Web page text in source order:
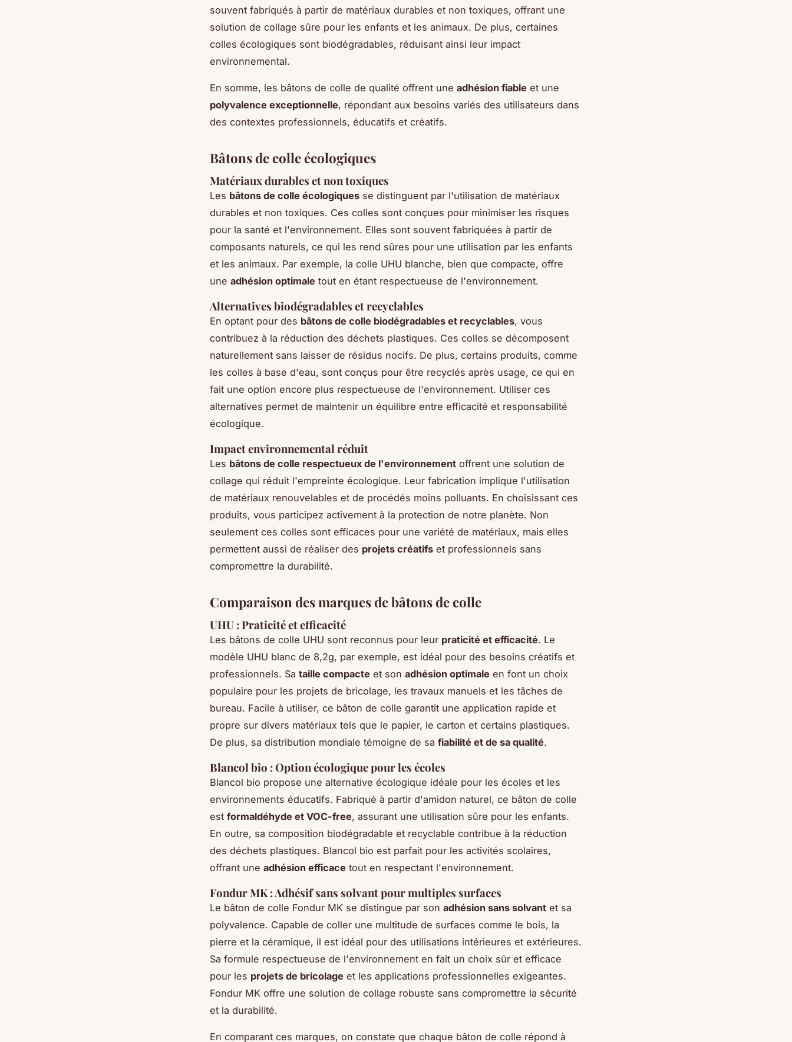
souvent fabriqués à partir de matériaux durables et non toxiques, offrant une
solution de collage sûre pour les enfants et les animaux. De plus, certaines
colles écologiques sont biodégradables, réduisant ainsi leur impact
environnemental.
En somme, les bâtons de colle de qualité offrent une adhésion fiable et une
polyvalence exceptionnelle, répondant aux besoins variés des utilisateurs dans
des contextes professionnels, éducatifs et créatifs.
Bâtons de colle écologiques
Matériaux durables et non toxiques
Les bâtons de colle écologiques se distinguent par l'utilisation de matériaux
durables et non toxiques. Ces colles sont conçues pour minimiser les risques
pour la santé et l'environnement. Elles sont souvent fabriquées à partir de
composants naturels, ce qui les rend sûres pour une utilisation par les enfants
et les animaux. Par exemple, la colle UHU blanche, bien que compacte, offre
une adhésion optimale tout en étant respectueuse de l'environnement.
Alternatives biodégradables et recyclables
En optant pour des bâtons de colle biodégradables et recyclables, vous
contribuez à la réduction des déchets plastiques. Ces colles se décomposent
naturellement sans laisser de résidus nocifs. De plus, certains produits, comme
les colles à base d'eau, sont conçus pour être recyclés après usage, ce qui en
fait une option encore plus respectueuse de l'environnement. Utiliser ces
alternatives permet de maintenir un équilibre entre efficacité et responsabilité
écologique.
Impact environnemental réduit
Les bâtons de colle respectueux de l'environnement offrent une solution de
collage qui réduit l'empreinte écologique. Leur fabrication implique l'utilisation
de matériaux renouvelables et de procédés moins polluants. En choisissant ces
produits, vous participez activement à la protection de notre planète. Non
seulement ces colles sont efficaces pour une variété de matériaux, mais elles
permettent aussi de réaliser des projets créatifs et professionnels sans
compromettre la durabilité.
Comparaison des marques de bâtons de colle
UHU : Praticité et efficacité
Les bâtons de colle UHU sont reconnus pour leur praticité et efficacité. Le
modèle UHU blanc de 8,2g, par exemple, est idéal pour des besoins créatifs et
professionnels. Sa taille compacte et son adhésion optimale en font un choix
populaire pour les projets de bricolage, les travaux manuels et les tâches de
bureau. Facile à utiliser, ce bâton de colle garantit une application rapide et
propre sur divers matériaux tels que le papier, le carton et certains plastiques.
De plus, sa distribution mondiale témoigne de sa fiabilité et de sa qualité.
Blancol bio : Option écologique pour les écoles
Blancol bio propose une alternative écologique idéale pour les écoles et les
environnements éducatifs. Fabriqué à partir d'amidon naturel, ce bâton de colle
est formaldéhyde et VOC-free, assurant une utilisation sûre pour les enfants.
En outre, sa composition biodégradable et recyclable contribue à la réduction
des déchets plastiques. Blancol bio est parfait pour les activités scolaires,
offrant une adhésion efficace tout en respectant l'environnement.
Fondur MK : Adhésif sans solvant pour multiples surfaces
Le bâton de colle Fondur MK se distingue par son adhésion sans solvant et sa
polyvalence. Capable de coller une multitude de surfaces comme le bois, la
pierre et la céramique, il est idéal pour des utilisations intérieures et extérieures.
Sa formule respectueuse de l'environnement en fait un choix sûr et efficace
pour les projets de bricolage et les applications professionnelles exigeantes.
Fondur MK offre une solution de collage robuste sans compromettre la sécurité
et la durabilité.
En comparant ces marques, on constate que chaque bâton de colle répond à